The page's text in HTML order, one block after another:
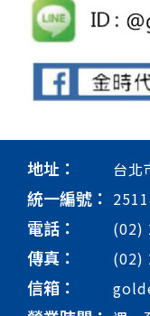
地址： 台北
統一編號：
電話： (02)
傳真： (02)
信箱：